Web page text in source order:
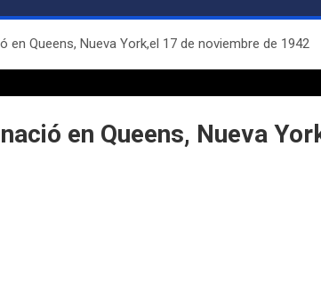
en Queens, Nueva York,el 17 de noviembre de 1942
en Queens, Nueva